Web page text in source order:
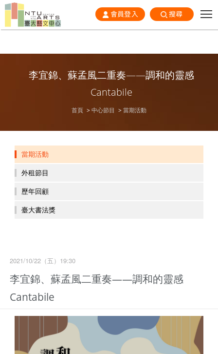
會員登入 搜尋
李宜錦、蘇孟風二重奏——調和的靈感
Cantabile
首頁 中心節目 當期活動
當期活動
外租節目
歷年回顧
臺大書法獎
2021/10/22（五）19:30
李宜錦、蘇孟風二重奏——調和的靈感
Cantabile